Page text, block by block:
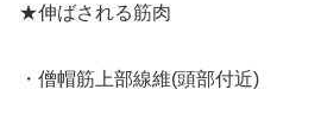
★伸ばされる筋肉
・僧帽筋上部線維(頭部付近)